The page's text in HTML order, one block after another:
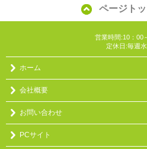
ページト
営業時間:10：00
定休日:毎週
ホーム
会社概要
お問い合わせ
PCサイト